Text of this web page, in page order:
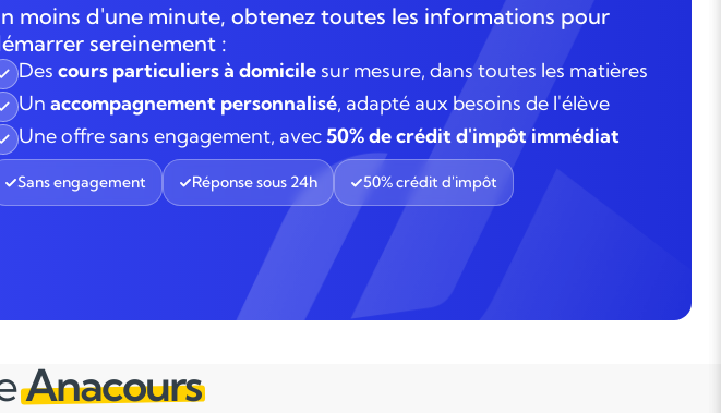
moins d'une minute, obtenez toutes les informations pour
sereinement :
Des cours particuliers à domicile sur mesure, dans toutes les matières
Un accompagnement personnalisé, adapté aux besoins de l'élève
Une offre sans engagement, avec50% de crédit d'impôt immédiat
Sans engagement Réponse sous 24h 50% crédit d'impôt
Anacours